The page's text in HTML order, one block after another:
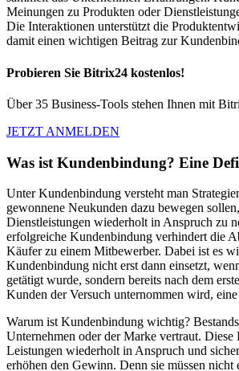
Meinungen zu Produkten oder
Die Interaktionen unterstützt die
damit einen wichtigen Beitrag zur
Probieren Sie Bitrix24 kostenlos!
Über 35 Business-Tools stehen Ihnen mit
JETZT ANMELDEN
Was ist Kundenbindung? Eine
Unter Kundenbindung versteht man
gewonnene Neukunden dazu bewegen
Dienstleistungen wiederholt in Anspruch zu
erfolgreiche Kundenbindung verhindert die
Käufer zu einem Mitbewerber. Dabei ist es
Kundenbindung nicht erst dann einsetzt,
getätigt wurde, sondern bereits nach dem
Kunden der Versuch unternommen wird,
Warum ist Kundenbindung wichtig?
Unternehmen oder der Marke vertraut. Diese
Leistungen wiederholt in Anspruch und
erhöhen den Gewinn. Denn sie müssen nicht